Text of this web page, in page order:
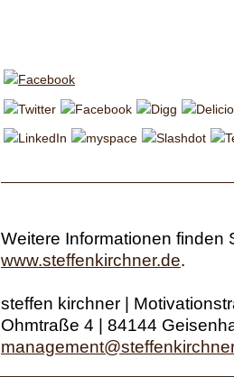
Weitere Informationen finden
www.steffenkirchner.de.
steffen kirchner |
Ohmtraße 4 | 84144